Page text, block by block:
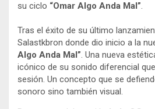
su ciclo “Omar Algo Anda Mal”.
Tras el éxito de su último
Salastkbron donde dio inicio a la
Algo Anda Mal”. Una nueva
icónico de su sonido diferencial
sesión. Un concepto que se
sonoro sino también visual.